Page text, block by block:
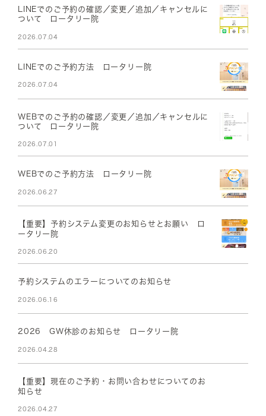
LINEでのご予約の確認／変更／追加／キャンセルに
ついて ロータリー院
2026.07.04
LINEでのご予約方法 ロータリー院
2026.07.04
WEBでのご予約の確認／変更／追加／キャンセルに
ついて ロータリー院
2026.07.01
WEBでのご予約方法 ロータリー院
2026.06.27
【重要】予約システム変更のお知らせとお願い ロ
ータリー院
2026.06.20
予約システムのエラーについてのお知らせ
2026.06.16
2026 GW休診のお知らせ ロータリー院
2026.04.28
【重要】現在のご予約・お問い合わせについてのお
知らせ
2026.04.27